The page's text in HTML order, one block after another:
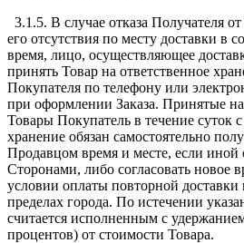
3.1.5. В случае отказа Получателя
его отсутствия по месту доставки в
время, лицо, осуществляющее
принять Товар на ответственное
Покупателя по телефону или
при оформлении Заказа. Принятые
Товары Покупатель в течение суток
хранение обязан самостоятельно
Продавцом время и месте, если иной
Сторонами, либо согласовать новое
условии оплаты повторной доставки
пределах города. По истечении
считается исполненным с
процентов) от стоимости Товара.